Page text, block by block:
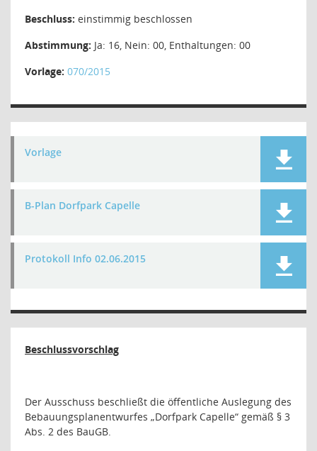
Beschluss: einstimmig beschlossen
Abstimmung: Ja: 16, Nein: 00, Enthaltungen: 00
Vorlage: 070/2015
Vorlage
B-Plan Dorfpark Capelle
Protokoll Info 02.06.2015
Beschlussvorschlag
Der Ausschuss beschließt die öffentliche Auslegung des
Bebauungsplanentwurfes „Dorfpark Capelle“ gemäß § 3
Abs. 2 des BauGB.